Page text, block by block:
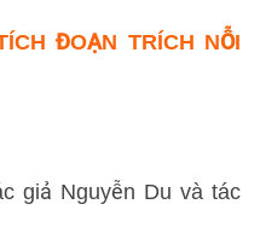
ĐOẠN TRÍCH NỖI
giả Nguyễn Du và tác